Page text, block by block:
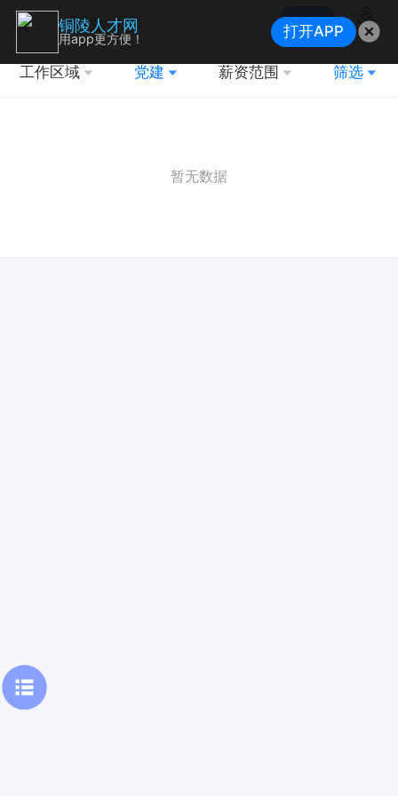
搜索
地图
工作区域 党建 薪资范围 筛选
暂无数据
铜陵人才网
用app更方便！ 打开APP